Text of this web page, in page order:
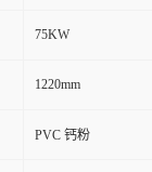
75KW
1220mm
PVC 钙粉